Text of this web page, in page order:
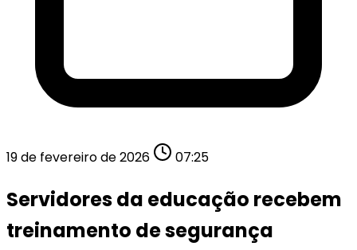
19 de fevereiro de 2026 07:25
Servidores da educação recebem
treinamento de segurança